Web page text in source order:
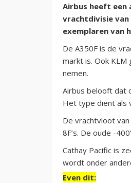
Airbus heeft een
vrachtdivisie
exemplaren van
De A350F is de
markt is. Ook
nemen.
Airbus belooft dat
Het type dient als
De vrachtvloot
8F’s. De oude -
Cathay Pacific is
wordt onder
Even dit: